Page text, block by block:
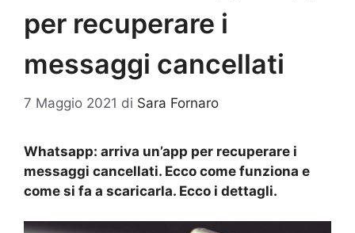
per recuperare i
messaggi cancellati
7 Maggio 2021 di Sara Fornaro
Whatsapp: arriva un’app per recuperare i
messaggi cancellati. Ecco come funziona e
come si fa a scaricarla. Ecco i dettagli.